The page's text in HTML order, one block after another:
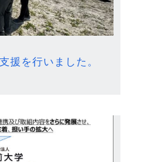
援を行いました。